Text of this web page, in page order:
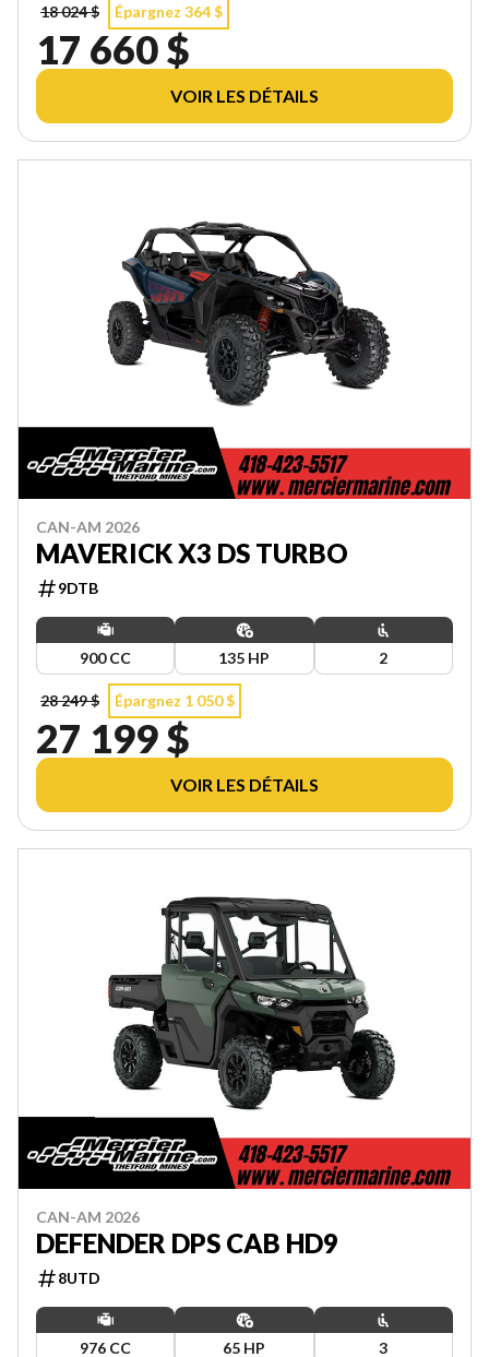
18 024 $ Épargnez 364 $
17 660 $
VOIR LES DÉTAILS
CAN-AM 2026
MAVERICK X3 DS TURBO
9DTB
900 CC 135 HP 2
28 249 $ Épargnez 1 050 $
27 199 $
VOIR LES DÉTAILS
CAN-AM 2026
DEFENDER DPS CAB HD9
8UTD
976 CC 65 HP 3